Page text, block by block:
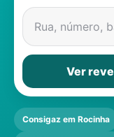
Contatos
Rua, número,
Ver
Consigaz em Rocinha